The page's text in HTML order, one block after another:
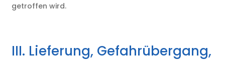
getroffen wird.
III. Lieferung, Gefahrübergang,